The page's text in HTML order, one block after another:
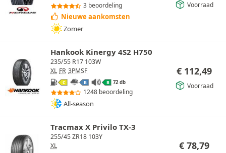
3 beoordeling
Nieuwe aankomsten
Zomer
Voorraad
Hankook Kinergy 4S2 H750
235/55 R17 103W
XL FR 3PMSF
C B B 72 db
1248 beoordeling
All-season
€ 112,49
Voorraad
Tracmax X Privilo TX-3
255/45 ZR18 103Y
XL
€ 78,79